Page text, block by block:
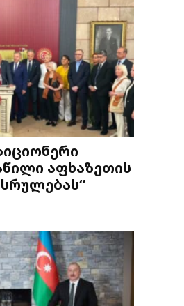
აფხაზეთის